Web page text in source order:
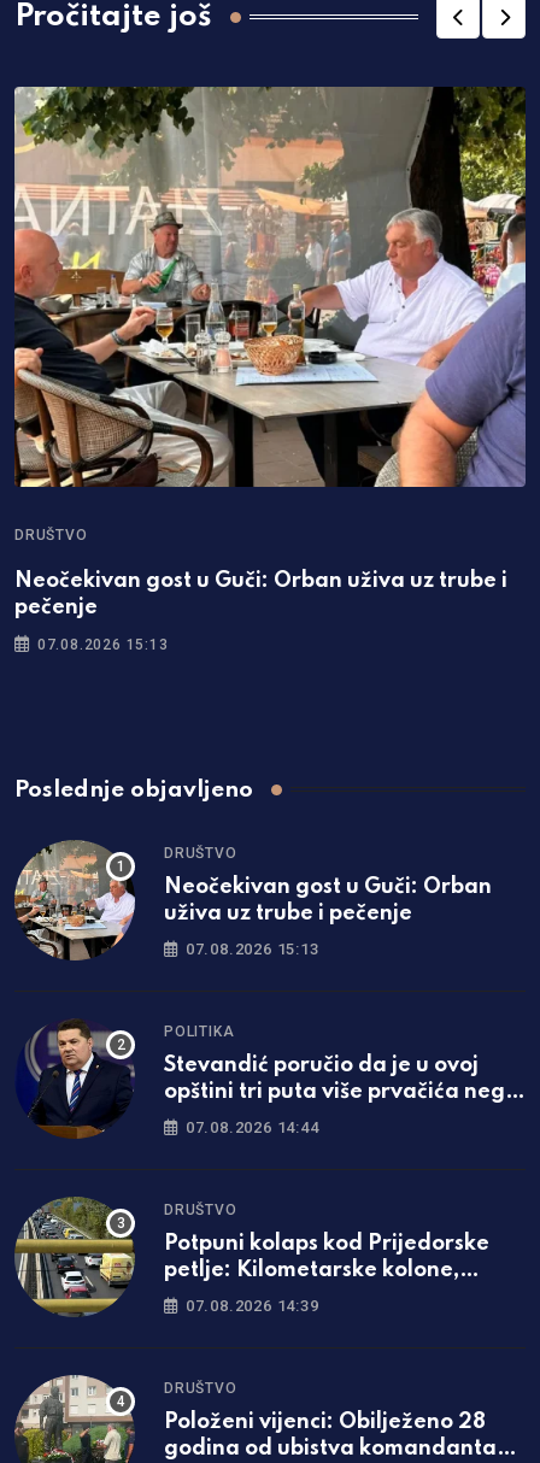
Pročitajte još
DRUŠTVO
Neočekivan gost u Guči: Orban uživa uz trube i
pečenje
07.08.2026 15:13
Poslednje objavljeno
DRUŠTVO
Neočekivan gost u Guči: Orban
uživa uz trube i pečenje
07.08.2026 15:13
POLITIKA
Stevandić poručio da je u ovoj
opštini tri puta više prvačića nego
lani07.08.2026 14:44
DRUŠTVO
Potpuni kolaps kod Prijedorske
petlje: Kilometarske kolone,
vozači zaglavljeni u saobraćaju
07.08.2026 14:39
DRUŠTVO
Položeni vijenci: Obilježeno 28
godina od ubistva komandanta